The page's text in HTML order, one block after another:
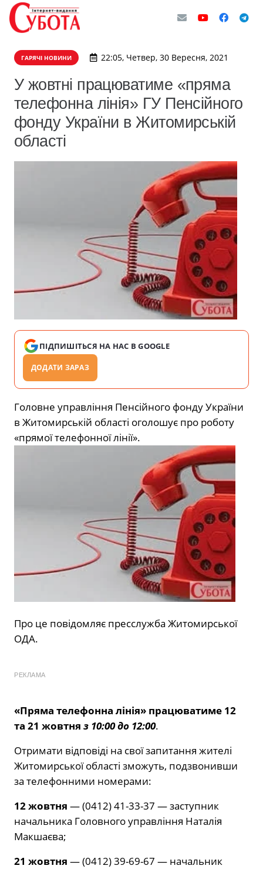
ГАРЯЧІ НОВИНИ 22:05, Четвер, 30 Вересня, 2021
У жовтні працюватиме «пряма
телефонна лінія» ГУ Пенсійного
фонду України в Житомирській
області
ПІДПИШІТЬСЯ НА НАС В GOOGLE
ДОДАТИ ЗАРАЗ
Головне управління Пенсійного фонду України
в Житомирській області оголошує про роботу
«прямої телефонної лінії».
Про це повідомляє пресслужба Житомирської
ОДА.
РЕКЛАМА
«Пряма телефонна лінія» працюватиме 12
та 21 жовтня з 10:00 до 12:00.
Отримати відповіді на свої запитання жителі
Житомирської області зможуть, подзвонивши
за телефонними номерами:
12 жовтня — (0412) 41-33-37 — заступник
начальника Головного управління Наталія
Макшаєва;
21 жовтня — (0412) 39-69-67 — начальник